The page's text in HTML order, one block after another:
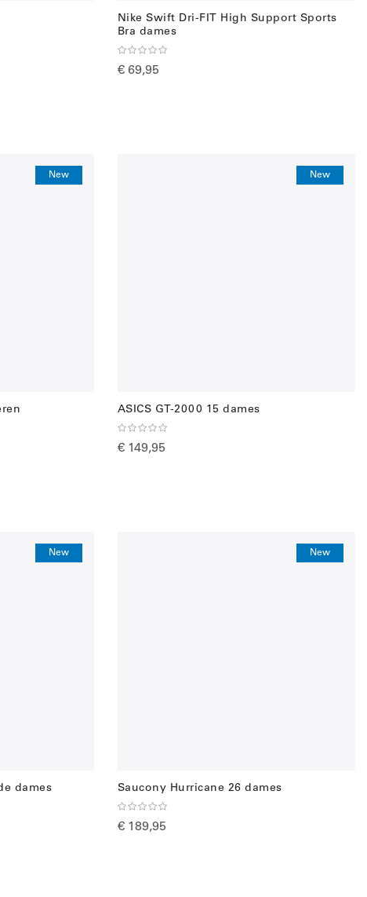
Nike Swift Dri-FIT High Support Sports
Bra dames
€ 69,95
New New
ASICS GT-2000 15 dames
€ 149,95
New
dames
New
Saucony Hurricane 26 dames
€ 189,95